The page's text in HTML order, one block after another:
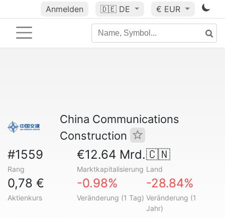
Anmelden 🇩🇪 DE € EUR
China Communications
Construction
#1559
Rang
€12.64 Mrd.
Marktkapitalisierung
🇨🇳
Land
0,78 €
Aktienkurs
-0.98%
Veränderung (1 Tag)
-28.84%
Veränderung (1
Jahr)